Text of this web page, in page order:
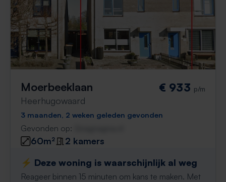
Moerbeeklaan
Heerhugowaard
€ 933 p/m
3 maanden, 2 weken geleden gevonden
Gevonden op:
60m²
2 kamers
⚡️ Deze woning is waarschijnlijk al weg
Reageer binnen 15 minuten om kans te maken. Met